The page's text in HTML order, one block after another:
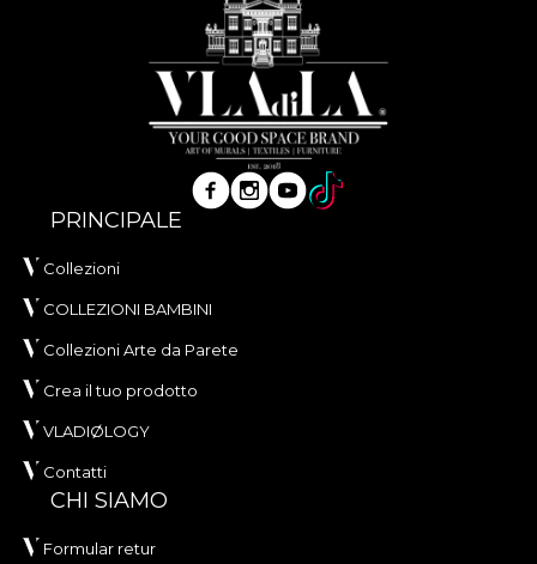
tapiteria spatiului tau. Acel acasa, unic si personal,
pe care il cautam cu totii.
PRINCIPALE
Collezioni
COLLEZIONI BAMBINI
Collezioni Arte da Parete
Crea il tuo prodotto
VLADIØLOGY
Contatti
CHI SIAMO
Formular retur